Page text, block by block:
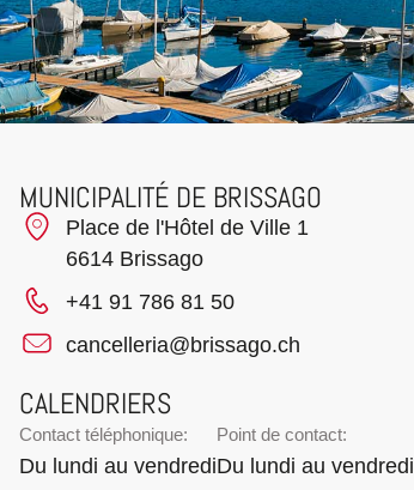
MUNICIPALITÉ DE BRISSAGO
Place de l'Hôtel de Ville 1
6614 Brissago
+41 91 786 81 50
cancelleria@brissago.ch
CALENDRIERS
Contact téléphonique:
Du lundi au vendredi
Point de contact:
Du lundi au vendredi